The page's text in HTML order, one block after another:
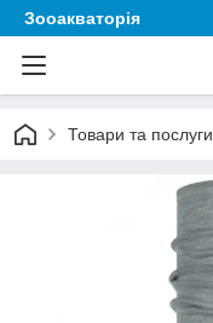
Зооакваторія
Товари та послуги